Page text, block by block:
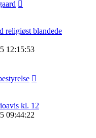
religiøst blandede
12:15:53
kl. 12
09:44:22